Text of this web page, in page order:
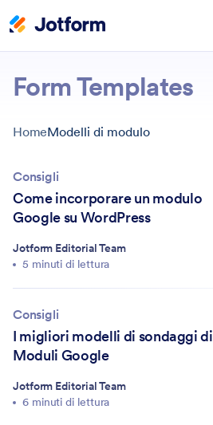
Form Templates
HomeModelli di modulo
Consigli
Come incorporare un modulo
Google su WordPress
Jotform Editorial Team
5 minuti di lettura
Consigli
I migliori modelli di sondaggi di
Moduli Google
Jotform Editorial Team
6 minuti di lettura